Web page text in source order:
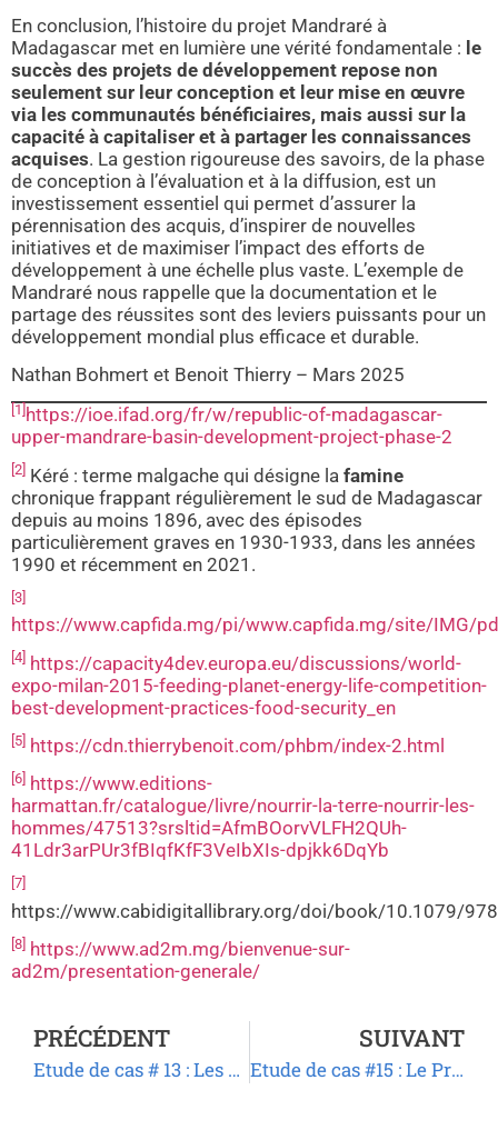
En conclusion, l’histoire du projet Mandraré à
Madagascar met en lumière une vérité fondamentale : le
succès des projets de développement repose non
seulement sur leur conception et leur mise en œuvre
via les communautés bénéficiaires, mais aussi sur la
capacité à capitaliser et à partager les connaissances
acquises. La gestion rigoureuse des savoirs, de la phase
de conception à l’évaluation et à la diffusion, est un
investissement essentiel qui permet d’assurer la
pérennisation des acquis, d’inspirer de nouvelles
initiatives et de maximiser l’impact des efforts de
développement à une échelle plus vaste. L’exemple de
Mandraré nous rappelle que la documentation et le
partage des réussites sont des leviers puissants pour un
développement mondial plus efficace et durable.
Nathan Bohmert et Benoit Thierry – Mars 2025
[1] https://ioe.ifad.org/fr/w/republic-of-madagascar-
upper-mandrare-basin-development-project-phase-2
[2] Kéré : terme malgache qui désigne la famine
chronique frappant régulièrement le sud de Madagascar
depuis au moins 1896, avec des épisodes
particulièrement graves en 1930-1933, dans les années
1990 et récemment en 2021.
[3]
https://www.capfida.mg/pi/www.capfida.mg/site/IMG/
[4] https://capacity4dev.europa.eu/discussions/world-
expo-milan-2015-feeding-planet-energy-life-competition-
best-development-practices-food-security_en
[5] https://cdn.thierrybenoit.com/phbm/index-2.html
[6] https://www.editions-
harmattan.fr/catalogue/livre/nourrir-la-terre-nourrir-les-
hommes/47513?srsltid=AfmBOorvVLFH2QUh-
41Ldr3arPUr3fBIqfKfF3VeIbXIs-dpjkk6DqYb
[7]
https://www.cabidigitallibrary.org/doi/book/10.1079/
[8] https://www.ad2m.mg/bienvenue-sur-
ad2m/presentation-generale/
PRÉCÉDENT
Etude de cas # 13 : Les Jardins scolaires de Suma Mankranani sur l’Altiplano Bolivien
SUIVANT
Etude de cas #15 : Le Programme Stratégique de Transformation de l’Agriculture (PSTA) au Rwanda : Un Modèle de Planification Durable en milieu rural